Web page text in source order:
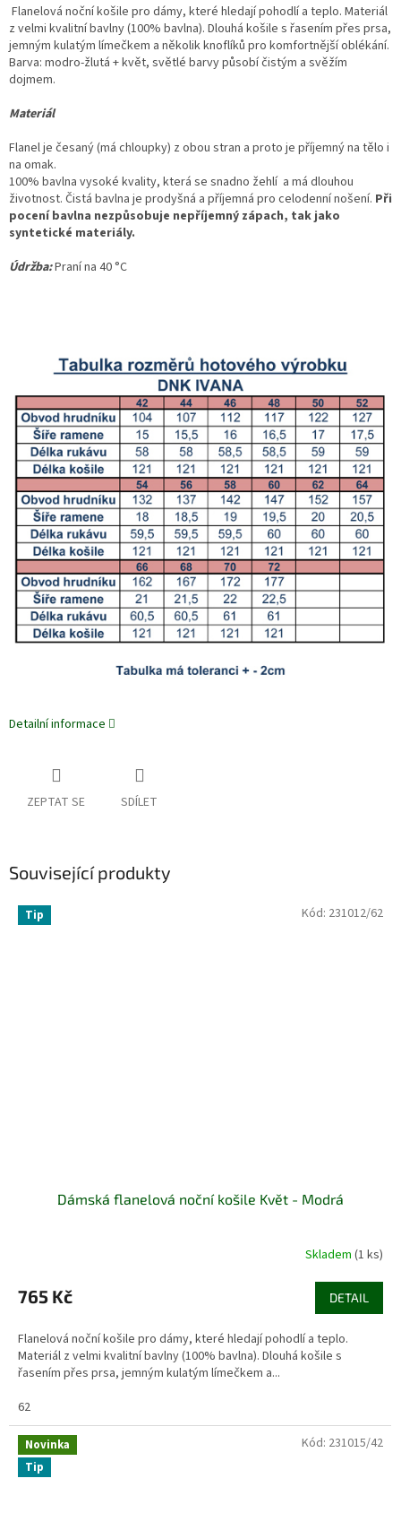
Flanelová noční košile pro dámy, které hledají pohodlí a teplo. Materiál
z velmi kvalitní bavlny (100% bavlna). Dlouhá košile s řasením přes prsa,
jemným kulatým límečkem a několik knoflíků pro komfortnější oblékání.
Barva: modro-žlutá + květ, světlé barvy působí čistým a svěžím
dojmem.
Materiál
Flanel je česaný (má chloupky) z obou stran a proto je příjemný na tělo i
na omak.
100% bavlna vysoké kvality, která se snadno žehlí a má dlouhou
životnost. Čistá bavlna je prodyšná a příjemná pro celodenní nošení. Při
pocení bavlna nezpůsobuje nepříjemný zápach, tak jako
syntetické materiály.
Údržba:Praní na 40 °C
Detailní informace
ZEPTAT SE SDÍLET
Související produkty
Tip
Dámská flanelová noční košile Květ - Modrá
Skladem (1 ks)
765 Kč DETAIL
Flanelová noční košile pro dámy, které hledají pohodlí a teplo.
Materiál z velmi kvalitní bavlny (100% bavlna). Dlouhá košile s
řasením přes prsa, jemným kulatým límečkem a...
62
Kód: 231012/62
Novinka
Tip
Kód: 231015/42